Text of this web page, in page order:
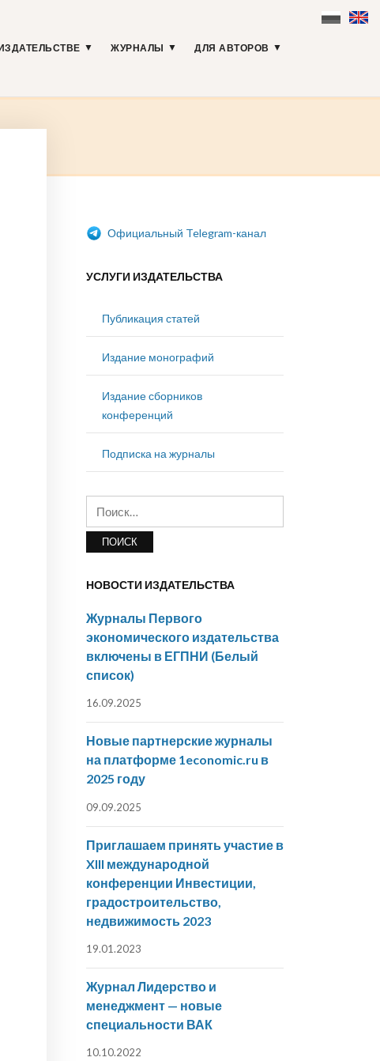
ЖУРНАЛЫ ДЛЯ АВТОРОВ
Официальный Telegram-канал
УСЛУГИ ИЗДАТЕЛЬСТВА
Публикация статей
Издание монографий
Издание сборников
конференций
Подписка на журналы
НОВОСТИ ИЗДАТЕЛЬСТВА
Журналы Первого
экономического издательства
включены в ЕГПНИ (Белый
список)
16.09.2025
Новые партнерские журналы
на платформе 1economic.ru в
2025 году
09.09.2025
Приглашаем принять участие в
XIII международной
конференции Инвестиции,
градостроительство,
недвижимость 2023
19.01.2023
Журнал Лидерство и
менеджмент — новые
специальности ВАК
10.10.2022